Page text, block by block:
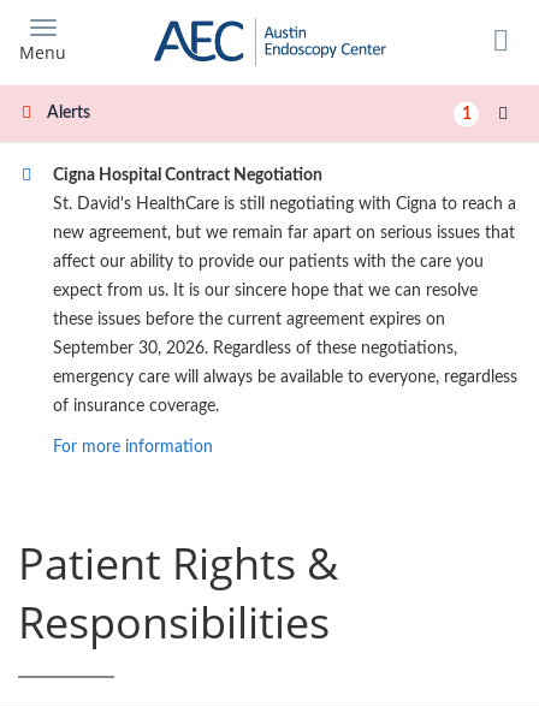
main
content
Menu
Alerts 1
Cigna Hospital Contract Negotiation
St. David's HealthCare is still negotiating with Cigna to reach a
new agreement, but we remain far apart on serious issues that
affect our ability to provide our patients with the care you
expect from us. It is our sincere hope that we can resolve
these issues before the current agreement expires on
September 30, 2026. Regardless of these negotiations,
emergency care will always be available to everyone, regardless
of insurance coverage.
For more information
Patient Rights &
Responsibilities